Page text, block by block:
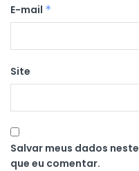
E-mail *
Site
Salvar meus dados
que eu comentar.